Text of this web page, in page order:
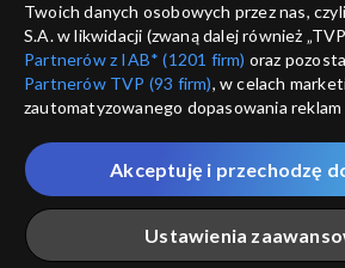
Wybierz
1-100
101-200
201-300
301-400
Rekomendowane dla
Twoich danych osobowych przez nas,
S.A. w likwidacji (zwaną dalej również
Partnerów z IAB* (1201 firm) oraz
Partnerów TVP (93 firm), w celach
zautomatyzowanego dopasowania
które wskazujemy poniżej, a także zgody
przez nas identyfikatora PPID do Google.
Twoje dane osobowe zbierane podczas
Ciebie naszych
poszczególnych serwisów
„Portalem”, w tym informacje zapisywane
Ustawienia
Akceptuję i przechodzę